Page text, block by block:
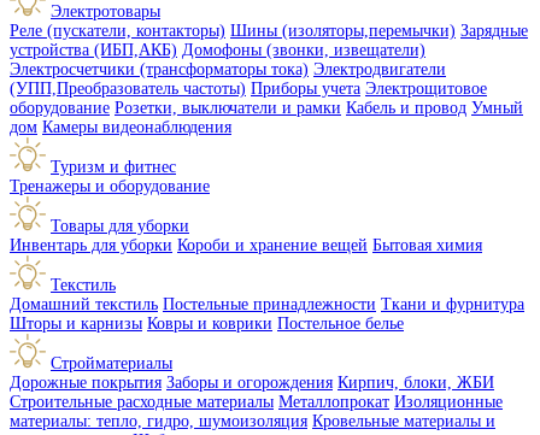
Электротовары
Реле (пускатели, контакторы) Шины (изоляторы,перемычки) Зарядные
устройства (ИБП,АКБ) Домофоны (звонки, извещатели)
Электросчетчики (трансформаторы тока) Электродвигатели
(УПП,Преобразователь частоты) Приборы учета Электрощитовое
оборудование Розетки, выключатели и рамки Кабель и провод Умный
дом Камеры видеонаблюдения
Туризм и фитнес
Тренажеры и оборудование
Товары для уборки
Инвентарь для уборки Короби и хранение вещей Бытовая химия
Текстиль
Домашний текстиль Постельные принадлежности Ткани и фурнитура
Шторы и карнизы Ковры и коврики Постельное белье
Стройматериалы
Дорожные покрытия Заборы и огорождения Кирпич, блоки, ЖБИ
Строительные расходные материалы Металлопрокат Изоляционные
материалы: тепло, гидро, шумоизоляция Кровельные материалы и